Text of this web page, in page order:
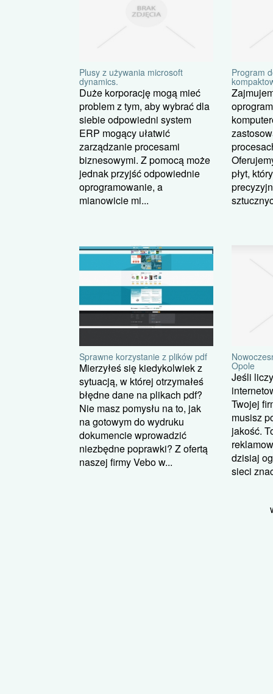
Plusy z używania microsoft
dynamics.
Duże korporację mogą mieć
problem z tym, aby wybrać dla
siebie odpowiedni system
ERP mogący ułatwić
zarządzanie procesami
biznesowymi. Z pomocą może
jednak przyjść odpowiednie
oprogramowanie, a
mianowicie mi...
Program
płyt,
Sprawne korzystanie z plików pdf
Mierzyłeś się kiedykolwiek z
sytuacją, w której otrzymałeś
błędne dane na plikach pdf?
Nie masz pomysłu na to, jak
na gotowym do wydruku
dokumencie wprowadzić
niezbędne poprawki? Z ofertą
naszej firmy Vebo w...
Opole
Jeśli
Twojej
musisz
jakość.
dzisiaj
sieci